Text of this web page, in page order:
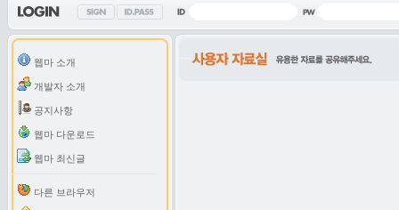
웹마 소개
개발자 소개
공지사항
웹마 다운로드
웹마 최신글
다른 브라우저